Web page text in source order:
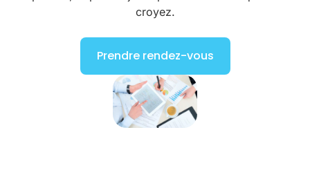
croyez.
Prendre rendez-vous